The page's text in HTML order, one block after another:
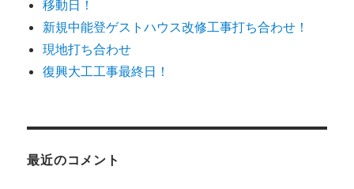
移動日！
新規中能登ゲストハウス改修工事打ち合わせ！
現地打ち合わせ
復興大工工事最終日！
最近のコメント